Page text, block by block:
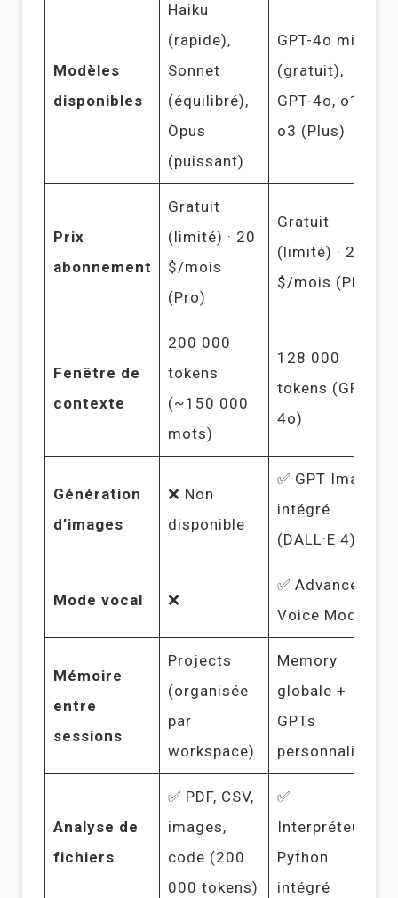
Modèles
disponibles
Haiku
(rapide),
Sonnet
(équilibré),
Opus
(puissant)
GPT-4o mini
(gratuit),
GPT-4o, o1,
o3 (Plus)
Prix
abonnement
Gratuit
(limité) · 20
$/mois
(Pro)
Gratuit
(limité) · 20
$/mois (Plus)
Fenêtre de
contexte
200 000
tokens
(~150 000
mots)
128 000
tokens (GPT-
4o)
Génération
d’images
❌ Non
disponible
✅ GPT Image
intégré
(DALL·E 4)
Mode vocal ❌
✅ Advanced
Voice Mode
Mémoire
entre
sessions
Projects
(organisée
par
workspace)
Memory
globale +
GPTs
personnalisés
Analyse de
fichiers
✅ PDF, CSV,
images,
code (200
000 tokens)
✅
Interpréteur
Python
intégré